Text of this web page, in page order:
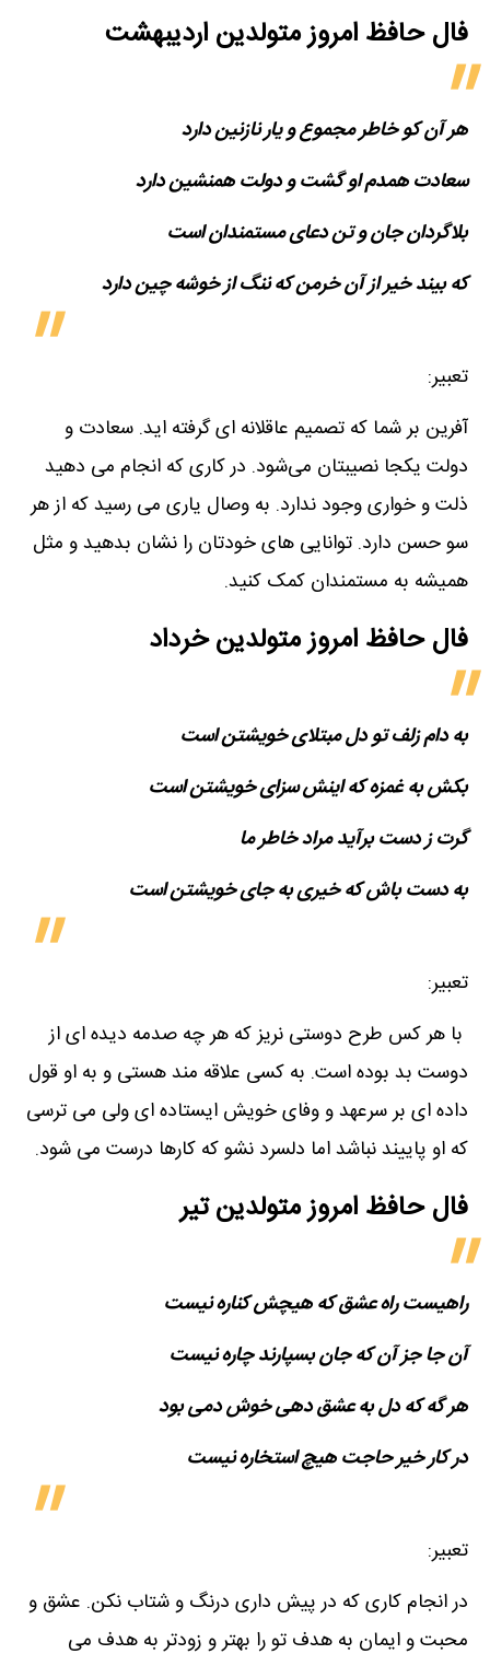
فال حافظ امروز متولدین‌ اردیبهشت
هر آن کو خاطر مجموع و یار نازنین دارد
سعادت همدم او گشت و دولت همنشین دارد
بلاگردان جان و تن دعای مستمندان است
که بیند خیر از آن خرمن که ننگ از خوشه چین دارد
تعبیر:
آفرین بر شما که تصمیم عاقلانه ای گرفته اید. سعادت و
دولت یکجا نصیبتان می‌شود. در کاری که انجام می دهید
ذلت و خواری وجود ندارد. به وصال یاری می رسید که از هر
سو حسن دارد. توانایی های خودتان را نشان بدهید و مثل
همیشه به مستمندان کمک کنید.
فال حافظ امروز متولدین‌ خرداد
به دام زلف تو دل مبتلای خویشتن است
بکش به غمزه که اینش سزای خویشتن است
گرت ز دست برآید مراد خاطر ما
به دست باش که خیری به جای خویشتن است
تعبیر:
با هر کس طرح دوستی نریز که هر چه صدمه دیده ای از
دوست بد بوده است. به کسی علاقه مند هستی و به او قول
داده ای بر سرعهد و وفای خویش ایستاده ای ولی می ترسی
که او پاییند نباشد اما دلسرد نشو که کارها درست می شود.
فال حافظ امروز متولدین‌ تیر
راهیست راه عشق که هیچش کناره نیست
آن جا جز آن که جان بسپارند چاره نیست
هر گه که دل به عشق دهی خوش دمی بود
در کار خیر حاجت هیچ استخاره نیست
تعبیر:
در انجام کاری که در پیش داری درنگ و شتاب نکن. عشق و
محبت و ایمان به هدف تو را بهتر و زودتر به هدف می